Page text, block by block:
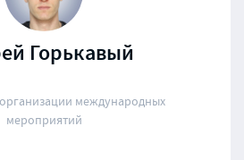
Горькавый
международных
мероприятий